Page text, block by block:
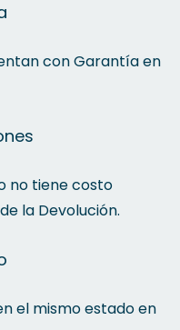
con Garantía en
no tiene costo
la Devolución.
el mismo estado en